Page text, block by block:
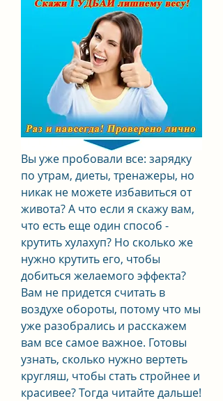
Вы уже пробовали все: зарядку
по утрам, диеты, тренажеры, но
никак не можете избавиться от
живота? А что если я скажу вам,
что есть еще один способ -
крутить хулахуп? Но сколько же
нужно крутить его, чтобы
добиться желаемого эффекта?
Вам не придется считать в
воздухе обороты, потому что мы
уже разобрались и расскажем
вам все самое важное. Готовы
узнать, сколько нужно вертеть
кругляш, чтобы стать стройнее и
красивее? Тогда читайте дальше!